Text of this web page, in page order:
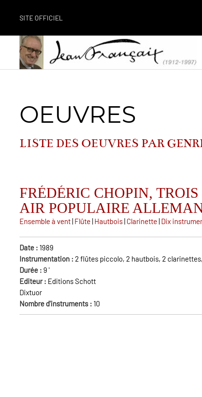
SITE OFFICIEL
OEUVRES
LISTE DES OEUVRES PAR
FRÉDÉRIC CHOPIN,
AIR POPULAIRE
Ensemble à vent| Flûte | Hautbois| Clarinette | Dix
Date : 1989
Instrumentation : 2 flûtes piccolo, 2 hautbois, 2
Durée : 9 '
Editeur : Editions Schott
Dixtuor
Nombre d'instruments : 10